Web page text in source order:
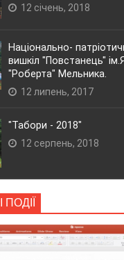
12 січень, 2018
Національно-
вишкіл "Повстанець"
"Роберта" Мельника.
12 липень, 2017
"Табори - 2018"
12 серпень, 2018